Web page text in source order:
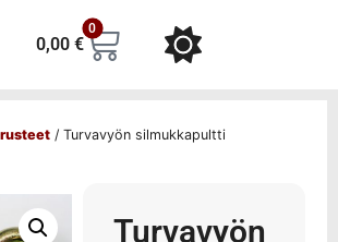
0,00 €
0
/ Turvavyön silmukkapultti
Turvavyön